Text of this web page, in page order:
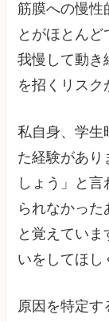
筋膜への慢性
とがほとん
我慢して動き
を招くリスク
私自身、学生
た経験があり
しょう」と
られなかった
と覚えてい
いをしてほし
原因を特定す